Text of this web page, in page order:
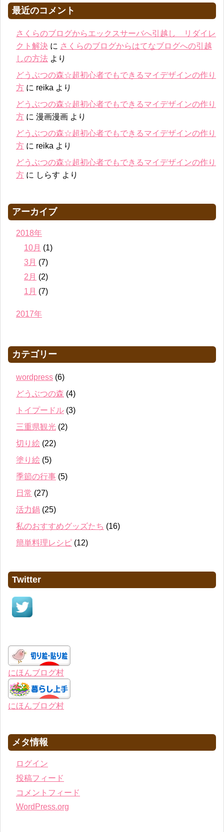
最近のコメント
さくらのブログからエックスサーバへ引越し リダイレ
クト解決 に さくらのブログからはてなブログへの引越
しの方法 より
どうぶつの森☆超初心者でもできるマイデザインの作り
方 に reika より
どうぶつの森☆超初心者でもできるマイデザインの作り
方 に 漫画漫画 より
どうぶつの森☆超初心者でもできるマイデザインの作り
方 に reika より
どうぶつの森☆超初心者でもできるマイデザインの作り
方 に しらす より
アーカイブ
2018年
10月 (1)
3月 (7)
2月 (2)
1月 (7)
2017年
カテゴリー
wordpress (6)
どうぶつの森 (4)
トイプードル (3)
三重県観光 (2)
切り絵 (22)
塗り絵 (5)
季節の行事 (5)
日常 (27)
活力鍋 (25)
私のおすすめグッズたち (16)
簡単料理レシピ (12)
Twitter
にほんブログ村
にほんブログ村
メタ情報
ログイン
投稿フィード
コメントフィード
WordPress.org